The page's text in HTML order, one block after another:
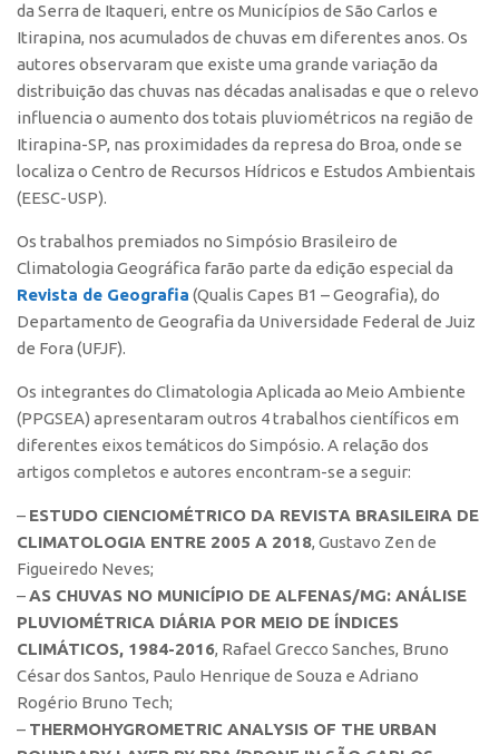
da Serra de Itaqueri, entre os Municípios de São Carlos e
Itirapina, nos acumulados de chuvas em diferentes anos. Os
autores observaram que existe uma grande variação da
distribuição das chuvas nas décadas analisadas e que o relevo
influencia o aumento dos totais pluviométricos na região de
Itirapina-SP, nas proximidades da represa do Broa, onde se
localiza o Centro de Recursos Hídricos e Estudos Ambientais
(EESC-USP).
Os trabalhos premiados no Simpósio Brasileiro de
Climatologia Geográfica farão parte da edição especial da
Revista de Geografia (Qualis Capes B1 – Geografia), do
Departamento de Geografia da Universidade Federal de Juiz
de Fora (UFJF).
Os integrantes do Climatologia Aplicada ao Meio Ambiente
(PPGSEA) apresentaram outros 4 trabalhos científicos em
diferentes eixos temáticos do Simpósio. A relação dos
artigos completos e autores encontram-se a seguir:
– ESTUDO CIENCIOMÉTRICO DA REVISTA BRASILEIRA DE
CLIMATOLOGIA ENTRE 2005 A 2018, Gustavo Zen de
Figueiredo Neves;
–AS CHUVAS NO MUNICÍPIO DE ALFENAS/MG: ANÁLISE
PLUVIOMÉTRICA DIÁRIA POR MEIO DE ÍNDICES
CLIMÁTICOS, 1984-2016, Rafael Grecco Sanches, Bruno
César dos Santos, Paulo Henrique de Souza e Adriano
Rogério Bruno Tech;
– THERMOHYGROMETRIC ANALYSIS OF THE URBAN